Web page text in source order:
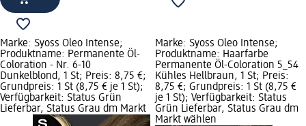
Marke: Syoss Oleo Intense;
Produktname: Permanente Öl-
Coloration - Nr. 6-10
Dunkelblond, 1 St; Preis: 8,75 €;
Grundpreis: 1 St (8,75 € je 1 St);
Verfügbarkeit: Status Grün
Lieferbar, Status Grau dm Markt
Marke: Syoss Oleo Intense;
Produktname: Haarfarbe
Permanente Öl-Coloration 5_54
Kühles Hellbraun, 1 St; Preis:
8,75 €; Grundpreis: 1 St (8,75 €
je 1 St); Verfügbarkeit: Status
Grün Lieferbar, Status Grau dm
Markt wählen